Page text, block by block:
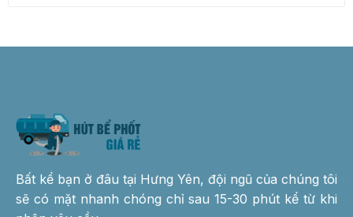
Bất kể bạn ở đâu tại Hưng Yên, đội ngũ của chúng tôi
sẽ có mặt nhanh chóng chỉ sau 15-30 phút kể từ khi
nhận yêu cầu.